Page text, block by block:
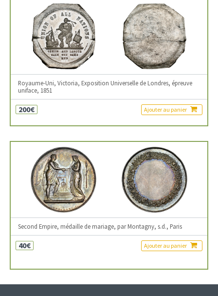
Royaume-Uni, Victoria, Exposition Universelle de Londres, épreuve
uniface, 1851
200€ Ajouter au panier
Second Empire, médaille de mariage, par Montagny, s.d., Paris
40€ Ajouter au panier